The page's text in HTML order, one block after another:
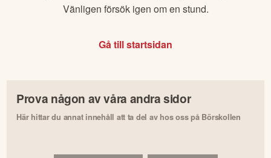
Vänligen försök igen om en stund.
Gå till startsidan
Prova någon av våra andra sidor
Här hittar du annat innehåll att ta del av hos oss på Börskollen